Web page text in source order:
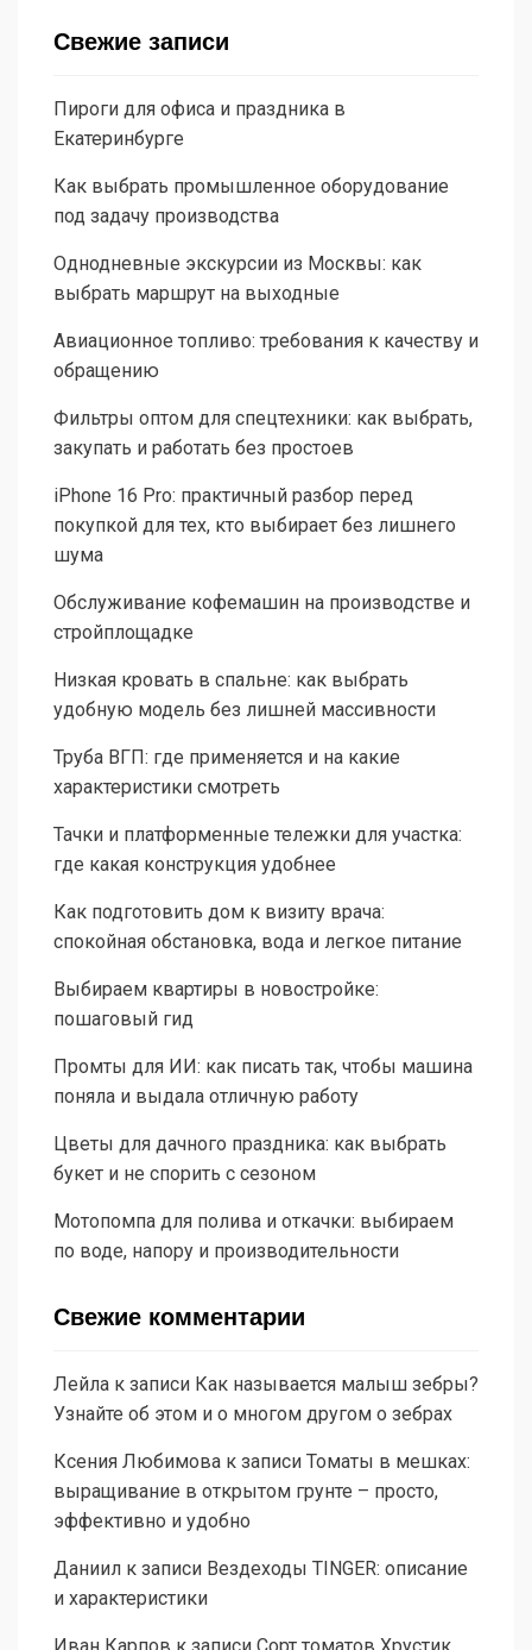
Свежие записи
Пироги для офиса и праздника в
Екатеринбурге
Как выбрать промышленное оборудование
под задачу производства
Однодневные экскурсии из Москвы: как
выбрать маршрут на выходные
Авиационное топливо: требования к качеству и
обращению
Фильтры оптом для спецтехники: как выбрать,
закупать и работать без простоев
iPhone 16 Pro: практичный разбор перед
покупкой для тех, кто выбирает без лишнего
шума
Обслуживание кофемашин на производстве и
стройплощадке
Низкая кровать в спальне: как выбрать
удобную модель без лишней массивности
Труба ВГП: где применяется и на какие
характеристики смотреть
Тачки и платформенные тележки для участка:
где какая конструкция удобнее
Как подготовить дом к визиту врача:
спокойная обстановка, вода и легкое питание
Выбираем квартиры в новостройке:
пошаговый гид
Промты для ИИ: как писать так, чтобы машина
поняла и выдала отличную работу
Цветы для дачного праздника: как выбрать
букет и не спорить с сезоном
Мотопомпа для полива и откачки: выбираем
по воде, напору и производительности
Свежие комментарии
Лейла к записи Как называется малыш зебры?
Узнайте об этом и о многом другом о зебрах
Ксения Любимова к записи Томаты в мешках:
выращивание в открытом грунте – просто,
эффективно и удобно
Даниил к записи Вездеходы TINGER: описание
и характеристики